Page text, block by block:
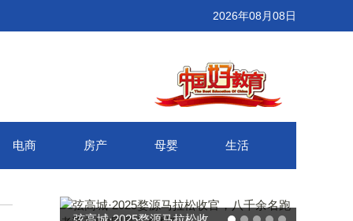
2026年08月08日
电商 房产 母婴 生活